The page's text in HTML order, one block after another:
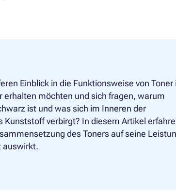
Einblick in die Funktionsweise von Toner
erhalten möchten und sich fragen, warum
ist und was sich im Inneren der
Kunststoff verbirgt? In diesem Artikel
des Toners auf seine
auswirkt.